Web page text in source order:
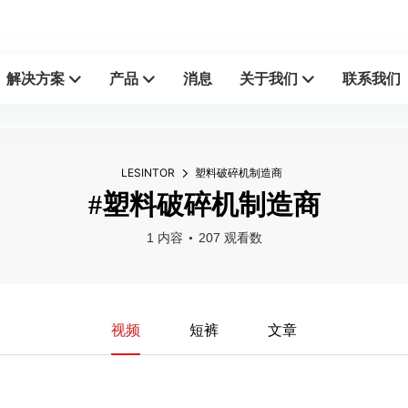
解决方案 产品 消息 关于我们 联系我们
LESINTOR 塑料破碎机制造商
#塑料破碎机制造商
1 内容 207 观看数
视频 短裤 文章